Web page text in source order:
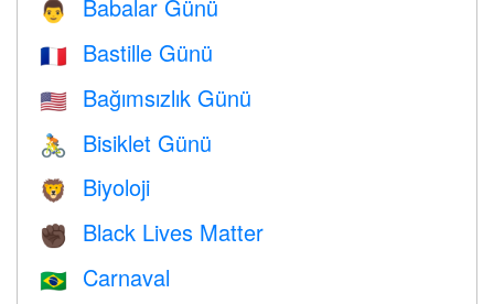
👨 Babalar Günü
🇫🇷 Bastille Günü
🇺🇸 Bağımsızlık Günü
🚴 Bisiklet Günü
🦁 Biyoloji
✊🏿 Black Lives Matter
🇧🇷 Carnaval